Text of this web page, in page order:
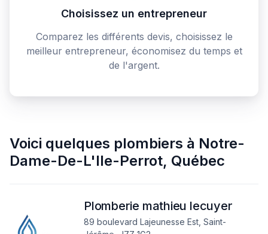
Choisissez un entrepreneur
Comparez les différents devis, choisissez le
meilleur entrepreneur, économisez du temps et
de l'argent.
Voici quelques plombiers à Notre-
Dame-De-L'Ile-Perrot, Québec
Plomberie mathieu lecuyer
89 boulevard Lajeunesse Est, Saint-